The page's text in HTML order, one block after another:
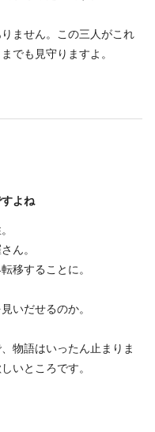
ません。この三人がこれ
も見守りますよ。
よね
ん。
移することに。
いだせるのか。
物語はいったん止まりま
いところです。